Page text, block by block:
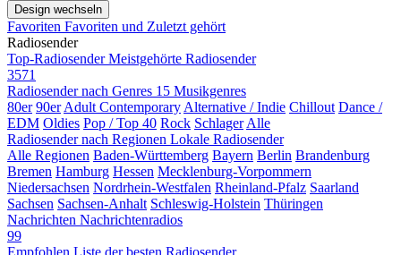
Design wechseln
Favoriten Favoriten und Zuletzt gehört
Radiosender
Top-Radiosender Meistgehörte Radiosender
3571
Radiosender nach Genres 15 Musikgenres
80er 90er Adult Contemporary Alternative / Indie Chillout Dance /
EDM Oldies Pop / Top 40 Rock Schlager Alle
Radiosender nach Regionen Lokale Radiosender
Alle Regionen Baden-Württemberg Bayern Berlin Brandenburg
Bremen Hamburg Hessen Mecklenburg-Vorpommern
Niedersachsen Nordrhein-Westfalen Rheinland-Pfalz Saarland
Sachsen Sachsen-Anhalt Schleswig-Holstein Thüringen
Nachrichten Nachrichtenradios
99
Empfohlen Liste der besten Radiosender